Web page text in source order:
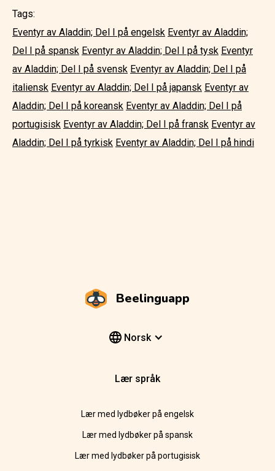
Tags:
Eventyr av Aladdin; Del I på engelsk Eventyr av Aladdin;
Del I på spansk Eventyr av Aladdin; Del I på tysk Eventyr
av Aladdin; Del I på svensk Eventyr av Aladdin; Del I på
italiensk Eventyr av Aladdin; Del I på japansk Eventyr av
Aladdin; Del I på koreansk Eventyr av Aladdin; Del I på
portugisisk Eventyr av Aladdin; Del I på fransk Eventyr av
Aladdin; Del I på tyrkisk Eventyr av Aladdin; Del I på hindi
Beelinguapp
Norsk
Lær språk
Lær med lydbøker på engelsk
Lær med lydbøker på spansk
Lær med lydbøker på portugisisk